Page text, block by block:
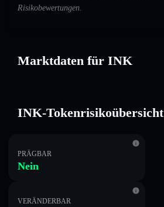
Risikobewertungen.
Marktdaten für INK
INK-Tokenrisikoübersicht
PRÄGBAR
Nein
VERÄNDERBAR